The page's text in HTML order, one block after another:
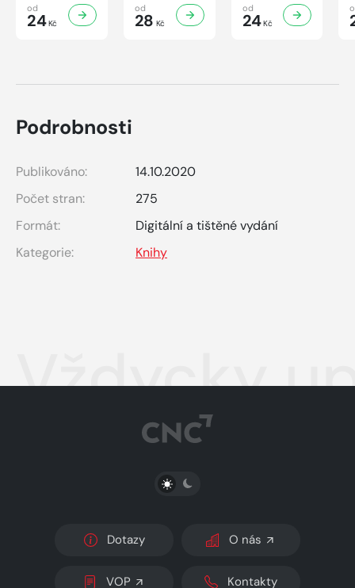
od
24Kč
od
28 Kč
od
24Kč
Podrobnosti
Publikováno:
14.10.2020
Počet stran:
275
Formát:
Digitální a tištěné vydání
Kategorie:
Knihy
Vždycky
PŘEPNOUT SVĚTLÝ/TMAVÝ REŽIM
Dotazy O nás
VOP Kontakty